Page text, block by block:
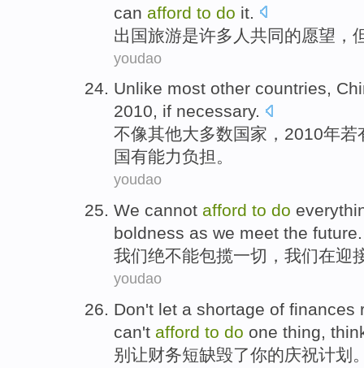
can afford to do it
出国旅游是许多 人 共同的愿望 ，
youdao
Unlike most other countries,
2010, if necessary.
不像其他大多数国家 ，2010年若
国有能力负担。
youdao
We cannot afford to do
boldness as we meet the future.
我们绝不能包揽一切 ，我们在迎
youdao
Don't let a shortage of finances
can't afford to do one thing,
别 让财务短缺毁了你的庆祝计划